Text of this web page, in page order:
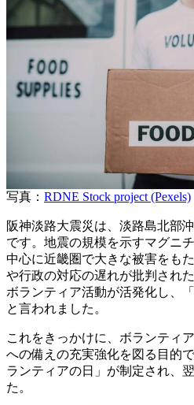
写真： RDNE Stock project (Pexels)
阪神淡路大震災は、淡路島北部
です。地震の規模を示すマグニ
中心に近畿圏で大きな被害をも
や行政の対応の遅れが批判され
ボランティア活動が活発化し、
と言われました。
これをきっかけに、ボランティ
への備えの充実強化を図る目的
ランティアの日」が制定され、
た。